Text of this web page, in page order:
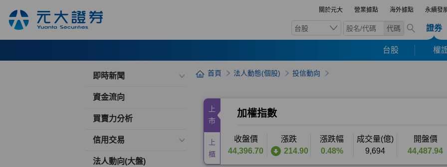
關於元大 營業據點 海外據點 永續發
台股 代碼 證券
台股 權
即時新聞
資金流向
買賣力分析
信用交易
法人動向(大盤)
首頁 法人動態(個股) 投信動向